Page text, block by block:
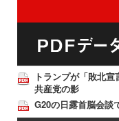
トランプが「敗北
共産党の影
G20の日露首脳会談